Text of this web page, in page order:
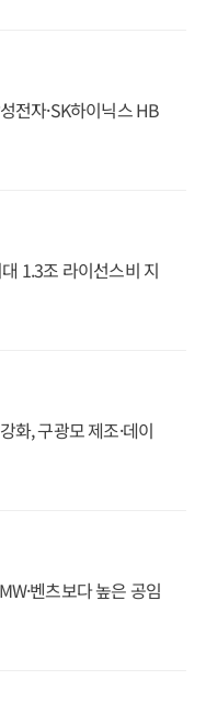
전자·SK하이닉스 HB
1.3조 라이선스비 지
화, 구광모 제조·데이
벤츠보다 높은 공임